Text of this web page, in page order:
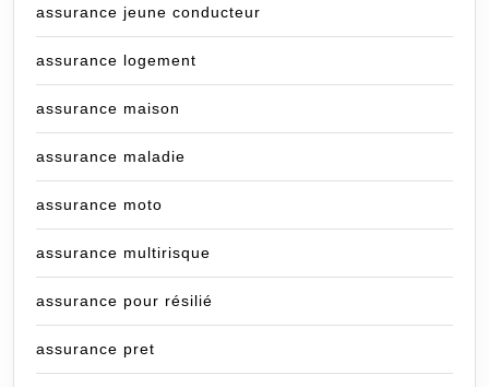
assurance jeune conducteur
assurance logement
assurance maison
assurance maladie
assurance moto
assurance multirisque
assurance pour résilié
assurance pret